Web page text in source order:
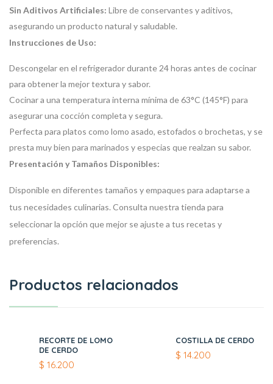
Sin Aditivos Artificiales: Libre de conservantes y aditivos,
asegurando un producto natural y saludable.
Instrucciones de Uso:
Descongelar en el refrigerador durante 24 horas antes de cocinar
para obtener la mejor textura y sabor.
Cocinar a una temperatura interna mínima de 63°C (145°F) para
asegurar una cocción completa y segura.
Perfecta para platos como lomo asado, estofados o brochetas, y se
presta muy bien para marinados y especias que realzan su sabor.
Presentación y Tamaños Disponibles:
Disponible en diferentes tamaños y empaques para adaptarse a
tus necesidades culinarias. Consulta nuestra tienda para
seleccionar la opción que mejor se ajuste a tus recetas y
preferencias.
Productos relacionados
RECORTE DE LOMO
DE CERDO
$ 16.200
COSTILLA DE CERDO
$ 14.200